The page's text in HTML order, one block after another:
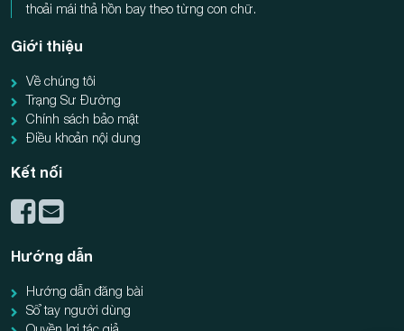
thoải mái thả hồn bay theo từng con chữ.
Giới thiệu
Về chúng tôi
Trạng Sư Đường
Chính sách bảo mật
Điều khoản nội dung
Kết nối
Hướng dẫn
Hướng dẫn đăng bài
Sổ tay người dùng